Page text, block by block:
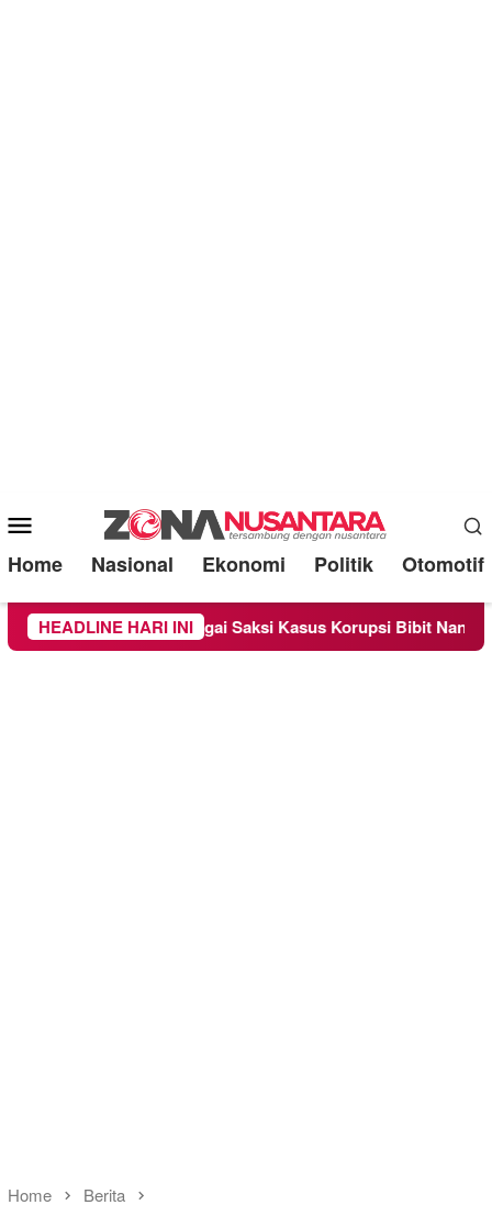
Mobile
Menu
Home Nasional Ekonomi Politik Otomotif
HEADLINE HARI INI
Sebagai Saksi Kasus Korupsi Bibit Nanas Sulsel Rp
Home Berita